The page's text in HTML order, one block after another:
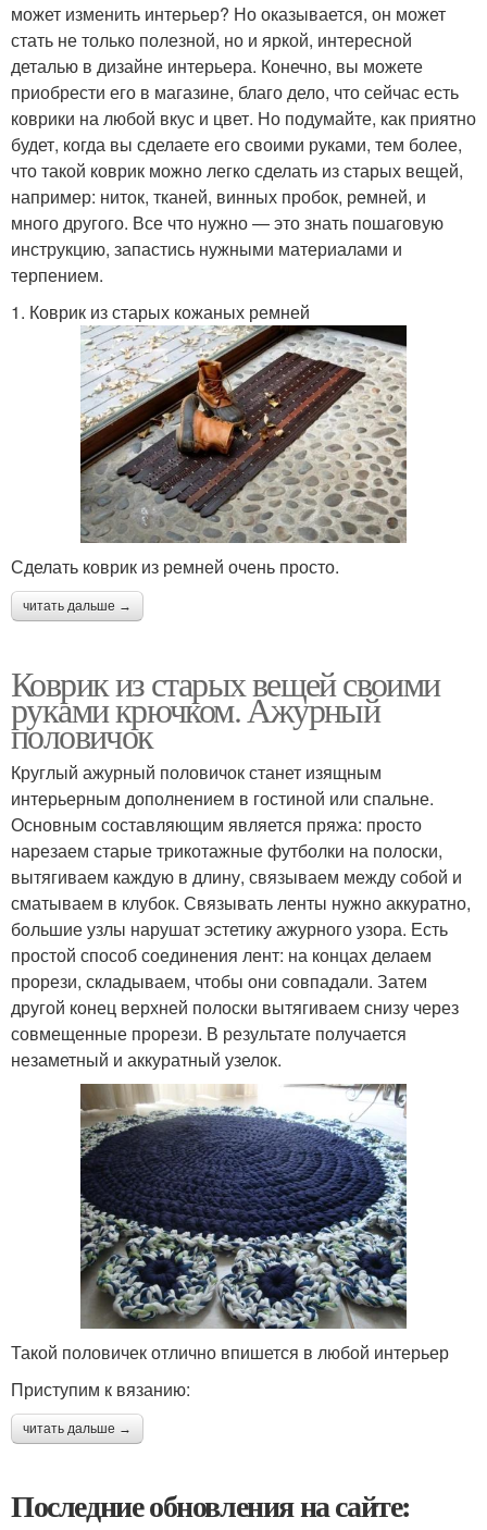
может изменить интерьер? Но оказывается, он может
стать не только полезной, но и яркой, интересной
деталью в дизайне интерьера. Конечно, вы можете
приобрести его в магазине, благо дело, что сейчас есть
коврики на любой вкус и цвет. Но подумайте, как приятно
будет, когда вы сделаете его своими руками, тем более,
что такой коврик можно легко сделать из старых вещей,
например: ниток, тканей, винных пробок, ремней, и
много другого. Все что нужно — это знать пошаговую
инструкцию, запастись нужными материалами и
терпением.
1. Коврик из старых кожаных ремней
Сделать коврик из ремней очень просто.
читать дальше →
Коврик из старых вещей своими
руками крючком. Ажурный
половичок
Круглый ажурный половичок станет изящным
интерьерным дополнением в гостиной или спальне.
Основным составляющим является пряжа: просто
нарезаем старые трикотажные футболки на полоски,
вытягиваем каждую в длину, связываем между собой и
сматываем в клубок. Связывать ленты нужно аккуратно,
большие узлы нарушат эстетику ажурного узора. Есть
простой способ соединения лент: на концах делаем
прорези, складываем, чтобы они совпадали. Затем
другой конец верхней полоски вытягиваем снизу через
совмещенные прорези. В результате получается
незаметный и аккуратный узелок.
Такой половичек отлично впишется в любой интерьер
Приступим к вязанию:
читать дальше →
Последние обновления на сайте: